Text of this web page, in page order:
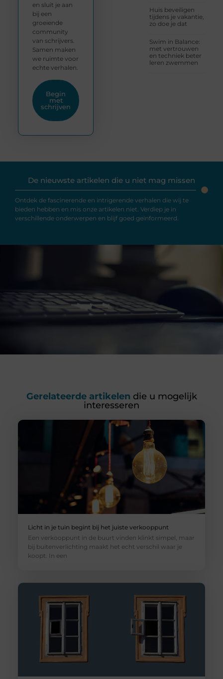
Huis beveiligen
tijdens je vakantie,
zo doe je dat
Swim in Balance:
met vertrouwen
en techniek beter
leren zwemmen
en sluit je aan
bij een
groeiende
community
van schrijvers.
Samen maken
we ruimte voor
echte verhalen.
Begin
met
schrijven
De nieuwste artikelen die u niet mag missen
Ontdek de fascinerende en intrigerende verhalen die wij te
bieden hebben en mis onze artikelen niet. Verdiep je in
verschillende onderwerpen en blijf goed geïnformeerd.
Gerelateerde artikelen die u mogelijk
interesseren
Licht in je tuin begint bij het juiste verkooppunt
Een verkooppunt in de buurt vinden klinkt simpel, maar
bij buitenverlichting maakt het echt verschil waar je
koopt. In een